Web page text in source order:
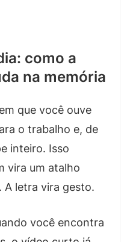
como a
na memória
que você ouve
o trabalho e, de
inteiro. Isso
vira um atalho
A letra vira gesto.
você encontra